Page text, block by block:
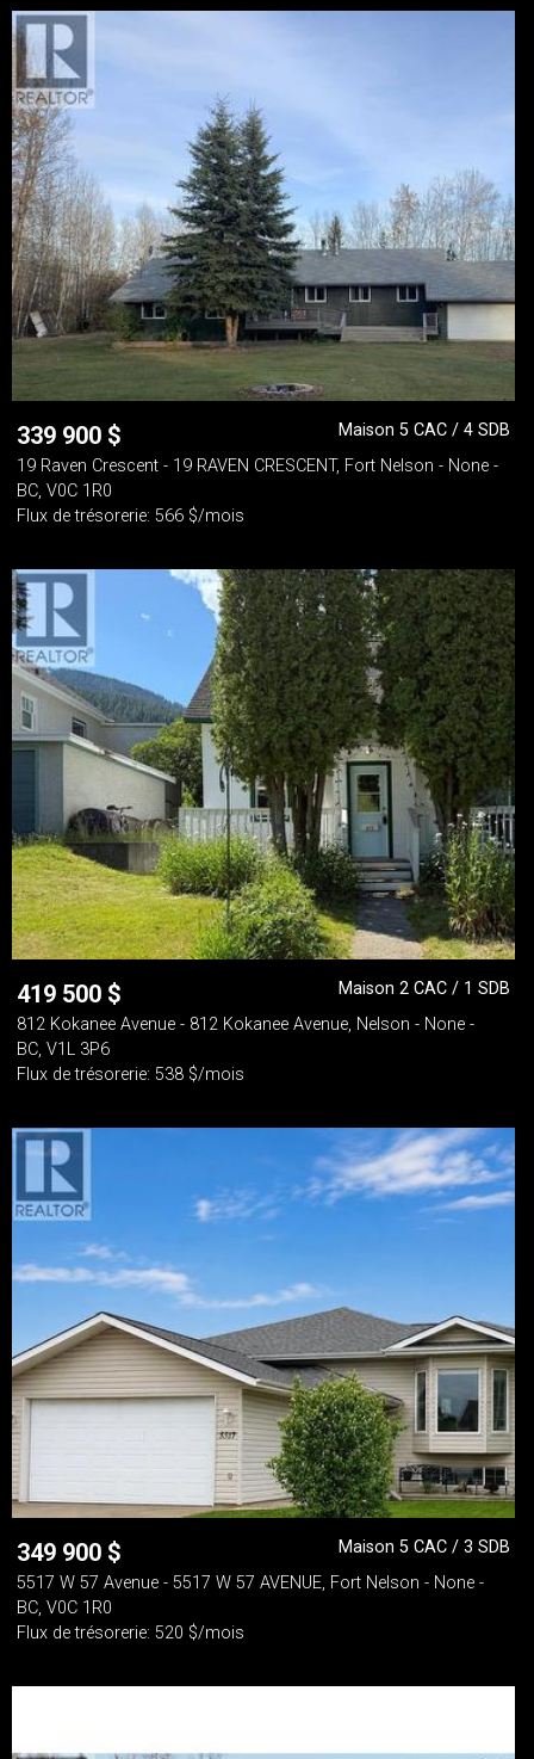
339 900 $
Maison 5 CAC / 4 SDB
19 Raven Crescent - 19 RAVEN CRESCENT, Fort Nelson - None -
BC, V0C 1R0
Flux de trésorerie: 566 $/mois
419 500 $
Maison 2 CAC / 1 SDB
812 Kokanee Avenue - 812 Kokanee Avenue, Nelson - None -
BC, V1L 3P6
Flux de trésorerie: 538 $/mois
349 900 $
Maison 5 CAC / 3 SDB
5517 W 57 Avenue - 5517 W 57 AVENUE, Fort Nelson - None -
BC, V0C 1R0
Flux de trésorerie: 520 $/mois